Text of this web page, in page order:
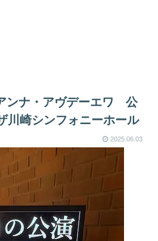
ンナ・アヴデーエワ 公
崎シンフォニーホール
2025.06.03